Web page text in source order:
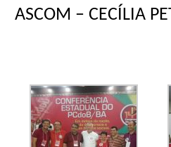
ASCOM – CECÍLIA